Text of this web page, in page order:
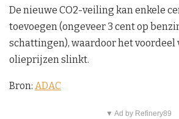
De nieuwe CO2-veiling kan enkele
toevoegen (ongeveer 3 cent op
schattingen), waardoor het voordeel
olieprijzen slinkt.
Bron: ADAC
▼ Ad by Refinery89